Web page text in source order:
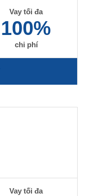
Vay tối đa
100%
chi phí
Vay tối đa